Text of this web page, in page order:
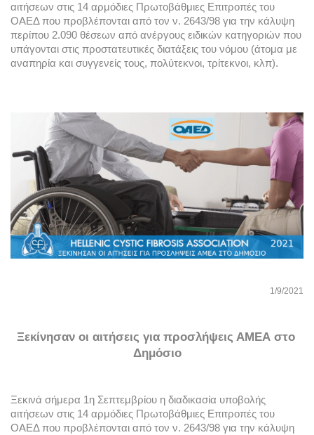
αιτήσεων στις 14 αρμόδιες Πρωτοβάθμιες Επιτροπές του
ΟΑΕΔ που προβλέπονται από τον ν. 2643/98 για την κάλυψη
περίπου 2.090 θέσεων από ανέργους ειδικών κατηγοριών που
υπάγονται στις προστατευτικές διατάξεις του νόμου (άτομα με
αναπηρία και συγγενείς τους, πολύτεκνοι, τρίτεκνοι, κλπ).
1/9/2021
Ξεκίνησαν οι αιτήσεις για προσλήψεις ΑΜΕΑ στο
Δημόσιο
Ξεκινά σήμερα 1η Σεπτεμβρίου η διαδικασία υποβολής
αιτήσεων στις 14 αρμόδιες Πρωτοβάθμιες Επιτροπές του
ΟΑΕΔ που προβλέπονται από τον ν. 2643/98 για την κάλυψη